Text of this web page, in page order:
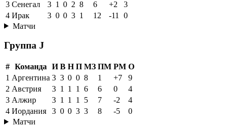
3 Сенегал 3 1 0 2 8 6 +2
3
4 Ирак 3 0 0 3 1 12 -11
0
Матчи
Группа J
# Команда И В Н П МЗ ПМ РМ О
1 Аргентина 3 3 0 0 8 1 +7
9
2 Австрия 3 1 1 1 6 6 0
4
3 Алжир 3 1 1 1 5 7 -2
4
4 Иордания 3 0 0 3 3 8 -5
0
Матчи